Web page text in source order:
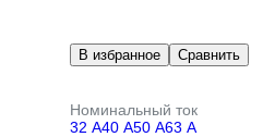
В избранное Сравнить
Номинальный ток
32 А40 А50 А63 А